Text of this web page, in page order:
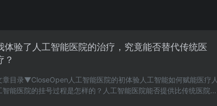
体验了人工智能医院的治疗，究竟能否替代传统医
？
章目录▼CloseOpen人工智能医院的初体验人工智能如何赋能医疗人
智能医院的挂号过程是怎样的？人工智能医院能否提供比传统医院更